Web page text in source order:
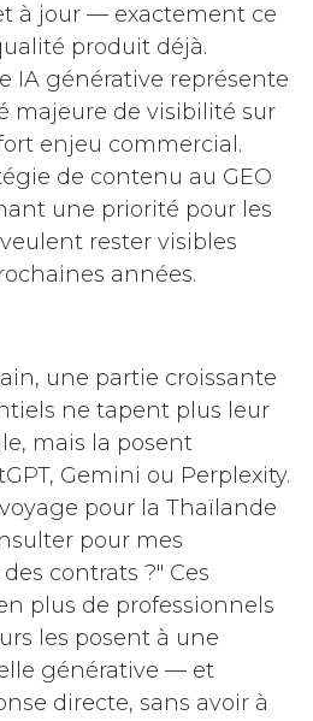
à jour — exactement ce
produit déjà.
IA générative représente
majeure de visibilité sur
enjeu commercial.
de contenu au GEO
une priorité pour les
rester visibles
années.
une partie croissante
ne tapent plus leur
mais la posent
Gemini ou Perplexity.
pour la Thaïlande
pour mes
contrats ?" Ces
plus de professionnels
les posent à une
générative — et
directe, sans avoir à